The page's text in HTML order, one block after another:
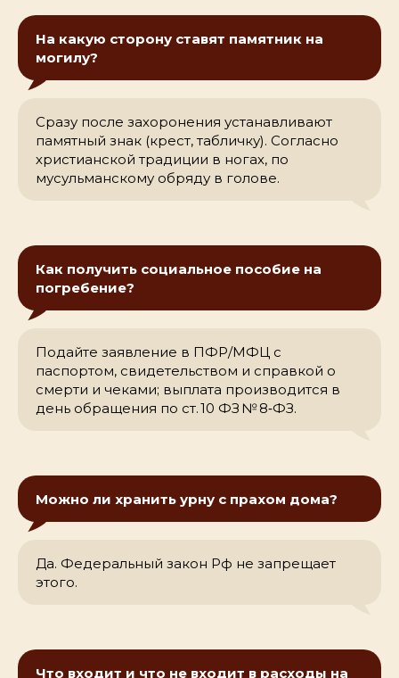
На какую сторону ставят памятник на
могилу?
Сразу после захоронения устанавливают
памятный знак (крест, табличку). Согласно
христианской традиции в ногах, по
мусульманскому обряду в голове.
Как получить социальное пособие на
погребение?
Подайте заявление в ПФР/МФЦ с
паспортом, свидетельством и справкой о
смерти и чеками; выплата производится в
день обращения по ст. 10 ФЗ № 8‑ФЗ.
Можно ли хранить урну с прахом дома?
Да. Федеральный закон Рф не запрещает
этого.
Что входит и что не входит в расходы на